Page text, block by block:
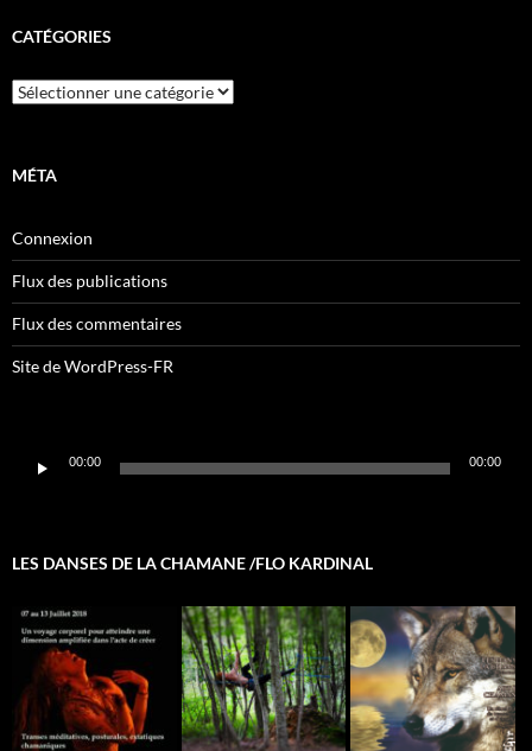
CATÉGORIES
Catégories
MÉTA
Connexion
Flux des publications
Flux des commentaires
Site de WordPress-FR
audio
00:00 00:00
LES DANSES DE LA CHAMANE /FLO KARDINAL